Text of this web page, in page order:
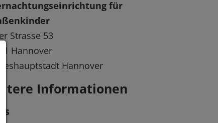
für
Strasse 53
Hannover
Hannover
Informationen